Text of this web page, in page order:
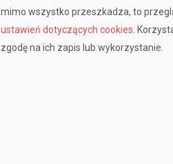
mimo wszystko przeszkadza, to
ustawień dotyczących cookies .
zgodę na ich zapis lub wykorzystanie.